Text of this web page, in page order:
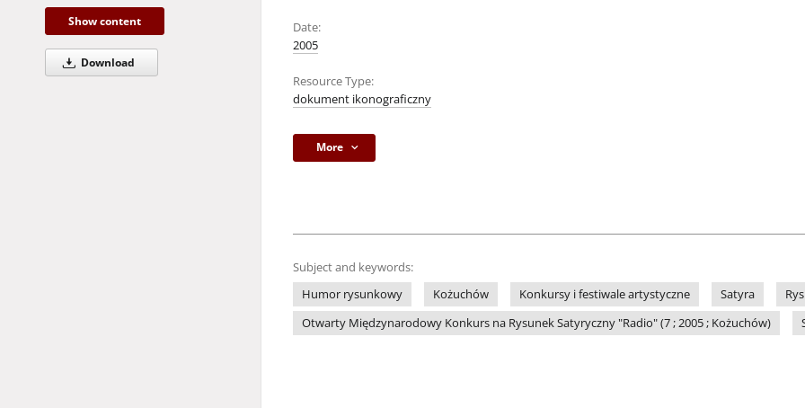
Show content
Download
Date:
2005
Resource Type:
dokument ikonograficzny
More
Subject and keywords:
Humor rysunkowy
Kożuchów Konkursy i festiwale artystyczne Satyra
Otwarty Międzynarodowy Konkurs na Rysunek Satyryczny "Radio" (7 ; 2005 ; Kożuchów)